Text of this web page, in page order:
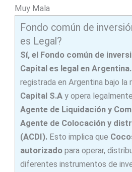
Muy Mala
Fondo común de
es Legal?
Sí, el Fondo común de
Capital es legal en Argentina.
registrada en Argentina bajo la
Capital S.Ay opera
Agente de Liquidación y
Agente de Colocación y
(ACDI). Esto implica que
autorizadopara operar,
diferentes instrumentos de